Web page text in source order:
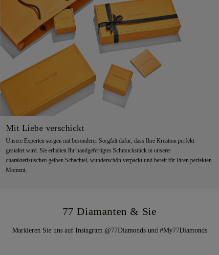
Mit Liebe verschickt
Unsere Experten sorgen mit besonderer Sorgfalt dafür, dass Ihre Kreation perfekt
gestaltet wird. Sie erhalten Ihr handgefertigtes Schmuckstück in unserer
charakteristischen gelben Schachtel, wunderschön verpackt und bereit für Ihren perfekten
Moment.
77 Diamanten & Sie
Markieren Sie uns auf Instagram @77Diamonds und #My77Diamonds